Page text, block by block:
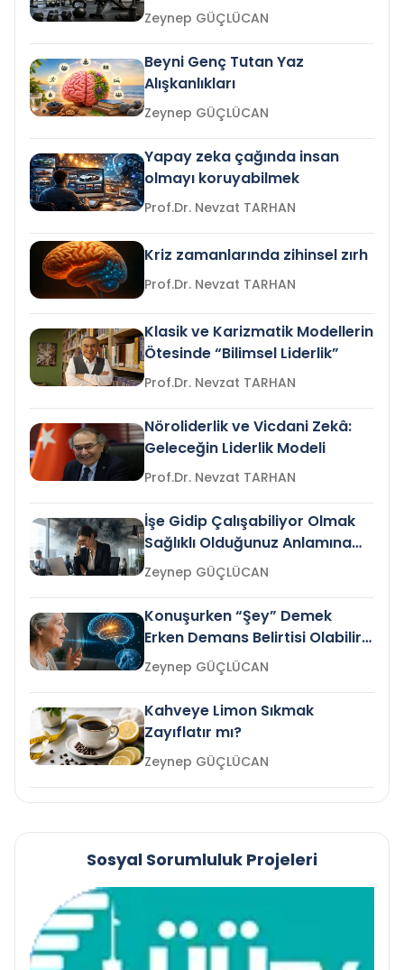
Zeynep GÜÇLÜCAN
Beyni Genç Tutan Yaz
Alışkanlıkları
Zeynep GÜÇLÜCAN
Yapay zeka çağında insan
olmayı koruyabilmek
Prof.Dr. Nevzat TARHAN
Kriz zamanlarında zihinsel zırh
Prof.Dr. Nevzat TARHAN
Klasik ve Karizmatik Modellerin
Ötesinde “Bilimsel Liderlik”
Prof.Dr. Nevzat TARHAN
Nöroliderlik ve Vicdani Zekâ:
Geleceğin Liderlik Modeli
Prof.Dr. Nevzat TARHAN
İşe Gidip Çalışabiliyor Olmak
Sağlıklı Olduğunuz Anlamına
Gelir mi?Zeynep GÜÇLÜCAN
Konuşurken “Şey” Demek
Erken Demans Belirtisi Olabilir
mi?
Zeynep GÜÇLÜCAN
Kahveye Limon Sıkmak
Zayıflatır mı?
Zeynep GÜÇLÜCAN
Sosyal Sorumluluk Projeleri